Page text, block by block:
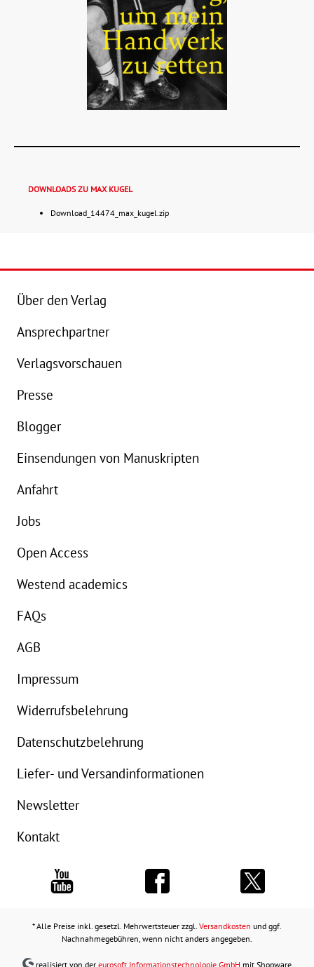
DOWNLOADS ZU MAX KUGEL
Download_14474_max_kugel.zip
Über den Verlag
Ansprechpartner
Verlagsvorschauen
Presse
Blogger
Einsendungen von Manuskripten
Anfahrt
Jobs
Open Access
Westend academics
FAQs
AGB
Impressum
Widerrufsbelehrung
Datenschutzbelehrung
Liefer- und Versandinformationen
Newsletter
Kontakt
* Alle Preise inkl. gesetzl. Mehrwertsteuer zzgl. Versandkosten und ggf.
Nachnahmegebühren, wenn nicht anders angegeben.
realisiert von dereurosoft Informationstechnologie GmbH mit Shopware